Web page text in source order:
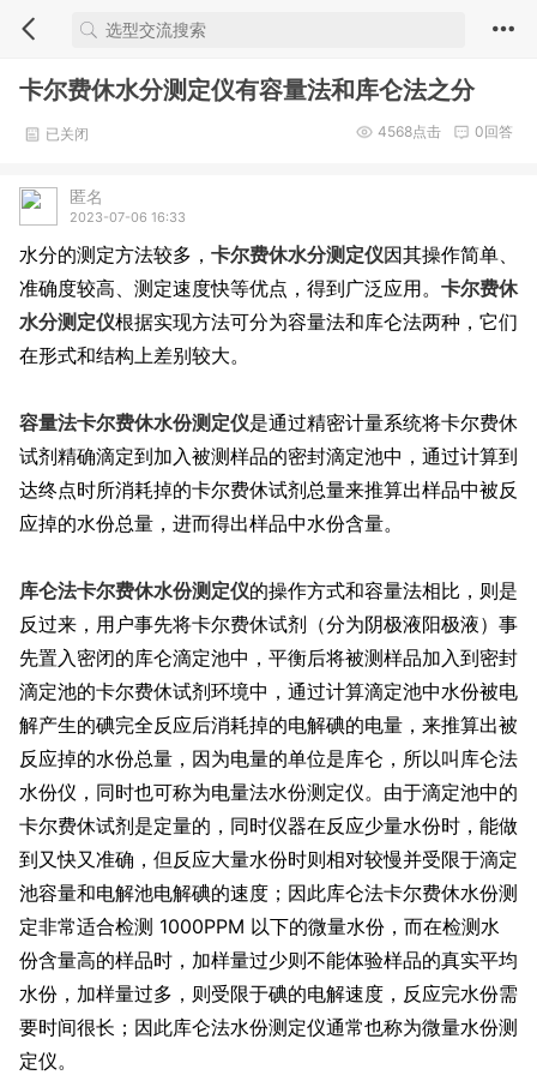
卡尔费休水分测定仪有容量法和库仑法之分
已关闭 0回答
4568点击
匿名
2023-07-06 16:33
水分的测定方法较多， 卡尔费休水分测定仪因其操作简单、
准确度较高、测定速度快等优点，得到广泛应用。 卡尔费休
水分测定仪根据实现方法可分为容量法和库仑法两种，它们
在形式和结构上差别较大。
容量法卡尔费休水份测定仪是通过精密计量系统将卡尔费休
试剂精确滴定到加入被测样品的密封滴定池中，通过计算到
达终点时所消耗掉的卡尔费休试剂总量来推算出样品中被反
应掉的水份总量，进而得出样品中水份含量。
库仑法卡尔费休水份测定仪的操作方式和容量法相比，则是
反过来，用户事先将卡尔费休试剂（分为阴极液阳极液）事
先置入密闭的库仑滴定池中，平衡后将被测样品加入到密封
滴定池的卡尔费休试剂环境中，通过计算滴定池中水份被电
解产生的碘完全反应后消耗掉的电解碘的电量，来推算出被
反应掉的水份总量，因为电量的单位是库仑，所以叫库仑法
水份仪，同时也可称为电量法水份测定仪。由于滴定池中的
卡尔费休试剂是定量的，同时仪器在反应少量水份时，能做
到又快又准确，但反应大量水份时则相对较慢并受限于滴定
池容量和电解池电解碘的速度；因此库仑法卡尔费休水份测
定非常适合检测 1000PPM 以下的微量水份，而在检测水
份含量高的样品时，加样量过少则不能体验样品的真实平均
水份，加样量过多，则受限于碘的电解速度，反应完水份需
要时间很长；因此库仑法水份测定仪通常也称为微量水份测
定仪。